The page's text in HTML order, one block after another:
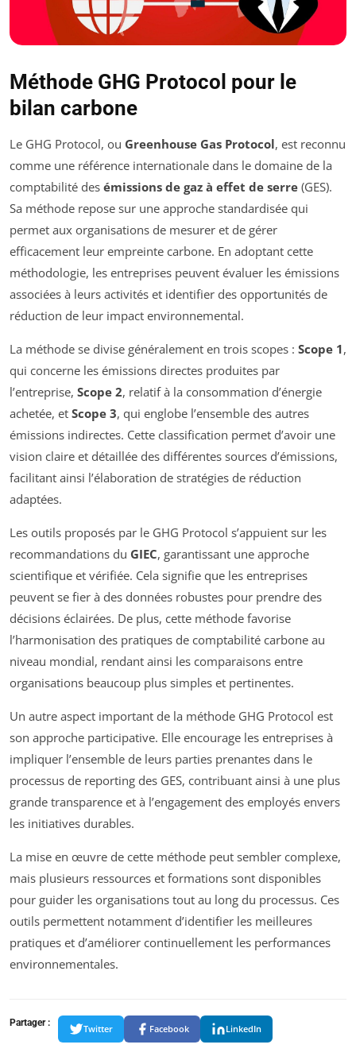
Méthode GHG Protocol pour le
bilan carbone
Le GHG Protocol, ou Greenhouse Gas Protocol, est reconnu
comme une référence internationale dans le domaine de la
comptabilité des émissions de gaz à effet de serre (GES).
Sa méthode repose sur une approche standardisée qui
permet aux organisations de mesurer et de gérer
efficacement leur empreinte carbone. En adoptant cette
méthodologie, les entreprises peuvent évaluer les émissions
associées à leurs activités et identifier des opportunités de
réduction de leur impact environnemental.
La méthode se divise généralement en trois scopes : Scope 1,
qui concerne les émissions directes produites par
l’entreprise, Scope 2, relatif à la consommation d’énergie
achetée, et Scope 3, qui englobe l’ensemble des autres
émissions indirectes. Cette classification permet d’avoir une
vision claire et détaillée des différentes sources d’émissions,
facilitant ainsi l’élaboration de stratégies de réduction
adaptées.
Les outils proposés par le GHG Protocol s’appuient sur les
recommandations du GIEC, garantissant une approche
scientifique et vérifiée. Cela signifie que les entreprises
peuvent se fier à des données robustes pour prendre des
décisions éclairées. De plus, cette méthode favorise
l’harmonisation des pratiques de comptabilité carbone au
niveau mondial, rendant ainsi les comparaisons entre
organisations beaucoup plus simples et pertinentes.
Un autre aspect important de la méthode GHG Protocol est
son approche participative. Elle encourage les entreprises à
impliquer l’ensemble de leurs parties prenantes dans le
processus de reporting des GES, contribuant ainsi à une plus
grande transparence et à l’engagement des employés envers
les initiatives durables.
La mise en œuvre de cette méthode peut sembler complexe,
mais plusieurs ressources et formations sont disponibles
pour guider les organisations tout au long du processus. Ces
outils permettent notamment d’identifier les meilleures
pratiques et d’améliorer continuellement les performances
environnementales.
Partager :
Twitter Facebook LinkedIn